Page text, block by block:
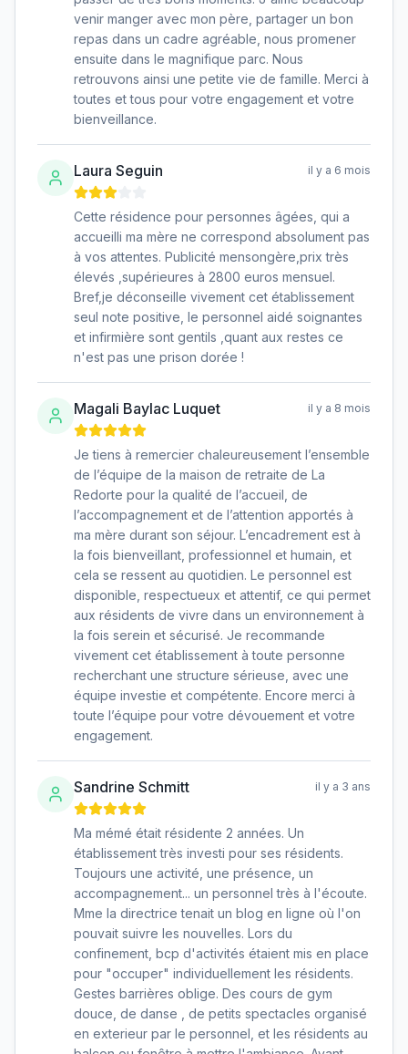
venir manger avec mon père, partager un bon
repas dans un cadre agréable, nous promener
ensuite dans le magnifique parc. Nous
retrouvons ainsi une petite vie de famille. Merci à
toutes et tous pour votre engagement et votre
bienveillance.
Laura Seguin il y a 6 mois
Cette résidence pour personnes âgées, qui a
accueilli ma mère ne correspond absolument pas
à vos attentes. Publicité mensongère,prix très
élevés ,supérieures à 2800 euros mensuel.
Bref,je déconseille vivement cet établissement
seul note positive, le personnel aidé soignantes
et infirmière sont gentils ,quant aux restes ce
n'est pas une prison dorée !
Magali Baylac Luquet il y a 8 mois
Je tiens à remercier chaleureusement l’ensemble
de l’équipe de la maison de retraite de La
Redorte pour la qualité de l’accueil, de
l’accompagnement et de l’attention apportés à
ma mère durant son séjour. L’encadrement est à
la fois bienveillant, professionnel et humain, et
cela se ressent au quotidien. Le personnel est
disponible, respectueux et attentif, ce qui permet
aux résidents de vivre dans un environnement à
la fois serein et sécurisé. Je recommande
vivement cet établissement à toute personne
recherchant une structure sérieuse, avec une
équipe investie et compétente. Encore merci à
toute l’équipe pour votre dévouement et votre
engagement.
Sandrine Schmitt il y a 3 ans
Ma mémé était résidente 2 années. Un
établissement très investi pour ses résidents.
Toujours une activité, une présence, un
accompagnement... un personnel très à l'écoute.
Mme la directrice tenait un blog en ligne où l'on
pouvait suivre les nouvelles. Lors du
confinement, bcp d'activités étaient mis en place
pour "occuper" individuellement les résidents.
Gestes barrières oblige. Des cours de gym
douce, de danse , de petits spectacles organisé
en exterieur par le personnel, et les résidents au